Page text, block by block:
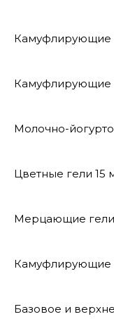
Камуфлирующие
Камуфлирующие
Молочно-
Цветные гели 15
Мерцающие гели
Камуфлирующие
Базовое и